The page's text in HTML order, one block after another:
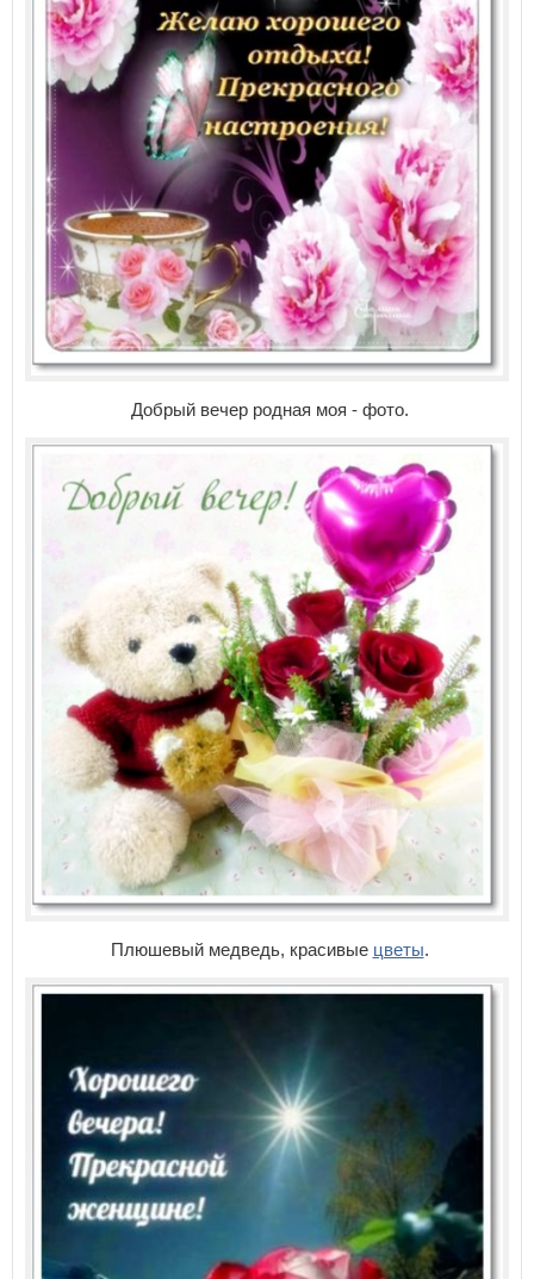
Добрый вечер родная моя - фото.
Плюшевый медведь, красивые цветы.